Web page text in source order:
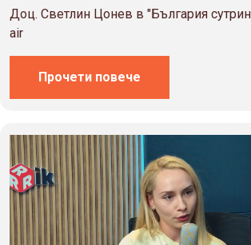
Доц. Светлин Цонев в "България
air
Прочети повече